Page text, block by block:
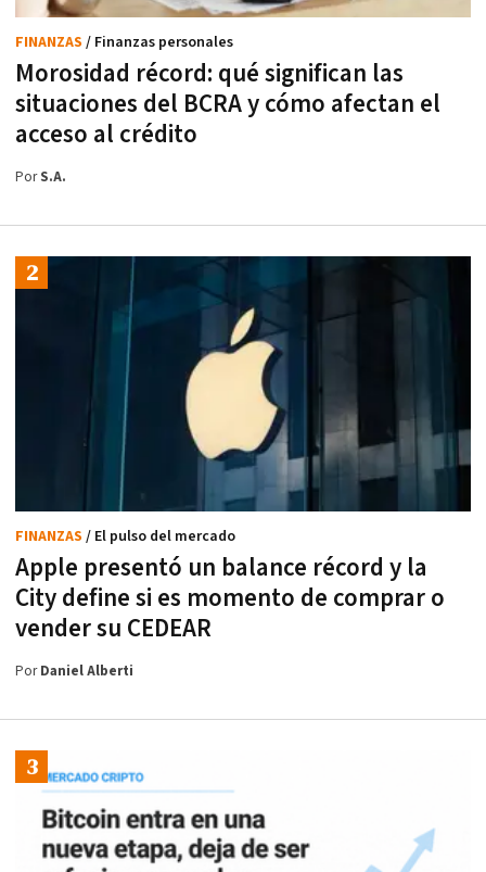
Morosidad récord: qué significan las
situaciones del BCRA y cómo afectan el
acceso al crédito
FINANZAS / Finanzas personales
PorS.A.
Apple presentó un balance récord y la
City define si es momento de comprar o
vender su CEDEAR
FINANZAS / El pulso del mercado
PorDaniel Alberti